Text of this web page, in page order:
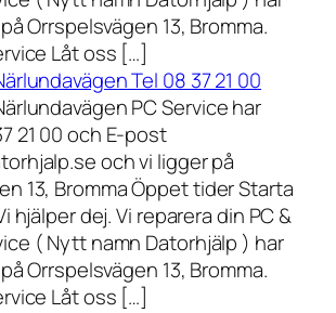
Orrspelsvägen 13, Bromma.
Låt oss […]
Tel 08 37 21 00
PC Service har
21 00 och E-post
och vi ligger på
13, Bromma Öppet tider Starta
hjälper dej. Vi reparera din PC &
( Nytt namn Datorhjälp ) har
Orrspelsvägen 13, Bromma.
Låt oss […]